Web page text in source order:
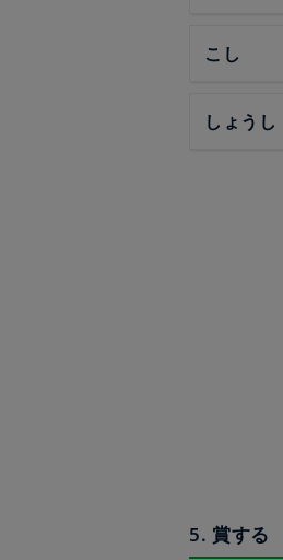
こし
しょうし
5. 賞